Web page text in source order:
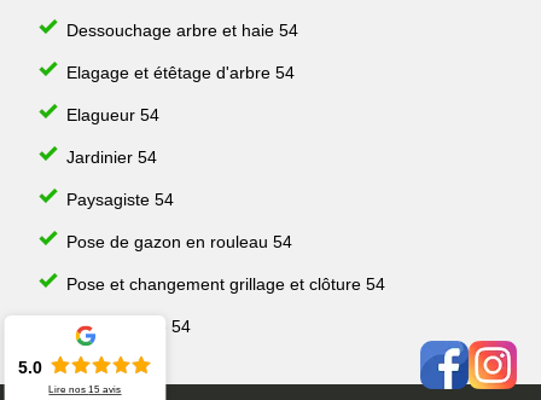
Dessouchage arbre et haie 54
Elagage et étêtage d'arbre 54
Elagueur 54
Jardinier 54
Paysagiste 54
Pose de gazon en rouleau 54
Pose et changement grillage et clôture 54
Taille de haie 54
5.0
Lire nos15 avis